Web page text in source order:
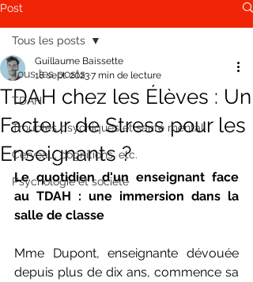
Post
Tous les posts
TDAH
Troubles psychiques et santé mental
Cerveau, cognitions, etc.
Psychologie et société
Tous les posts
TDAH chez les Élèves : Un
Facteur de Stress pour les
Enseignants ?
Guillaume Baissette
18 sept. 20237 min de lecture
Le quotidien d'un enseignant face
au TDAH : une immersion dans la
salle de classe
Mme Dupont, enseignante dévouée
depuis plus de dix ans, commence sa